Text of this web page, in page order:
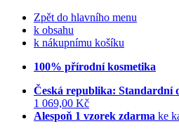
Zpět do hlavního menu
k obsahu
k nákupnímu košíku
100% přírodní kosmetika
Česká republika: Standardní
1 069,00 Kč
Alespoň 1 vzorek zdarma ke